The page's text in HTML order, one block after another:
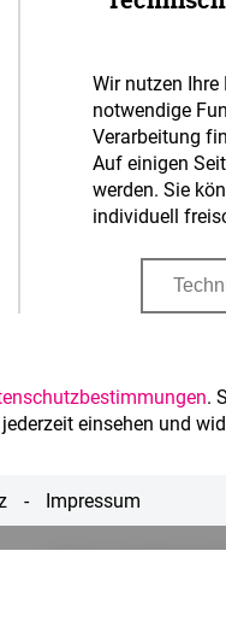
Wir nutzen
notwendige
Verarbeitung
Auf einigen
werden. Sie
individuell
.
einsehen und
- Impressum